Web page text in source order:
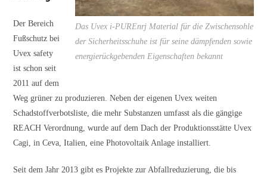
Das Uvex i-PUREnrj Material für die Zwischensohle
der Sicherheitsschuhe ist für seine dämpfenden sowie
energierückgebenden Eigenschaften bekannt
Der Bereich
Fußschutz bei
Uvex safety
ist schon seit
2011 auf dem
Weg grüner zu produzieren. Neben der eigenen Uvex weiten
Schadstoffverbotsliste, die mehr Substanzen umfasst als die gängige
REACH Verordnung, wurde auf dem Dach der Produktionsstätte Uvex
Cagi, in Ceva, Italien, eine Photovoltaik Anlage installiert.
Seit dem Jahr 2013 gibt es Projekte zur Abfallreduzierung, die bis